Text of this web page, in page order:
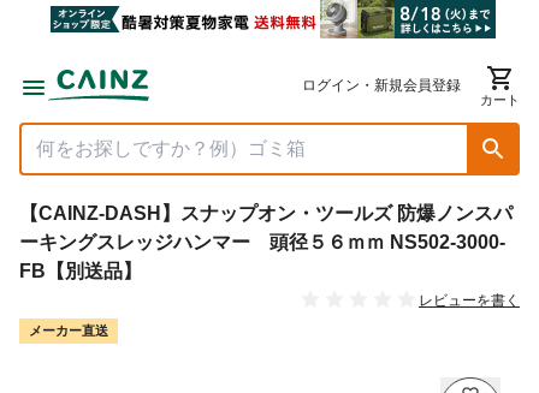
ログイン・新規会員登録
カート
【CAINZ-DASH】スナップオン・ツールズ 防爆ノンスパ
ーキングスレッジハンマー 頭径５６ｍｍ NS502-3000-
FB【別送品】
レビューを書く
メーカー直送